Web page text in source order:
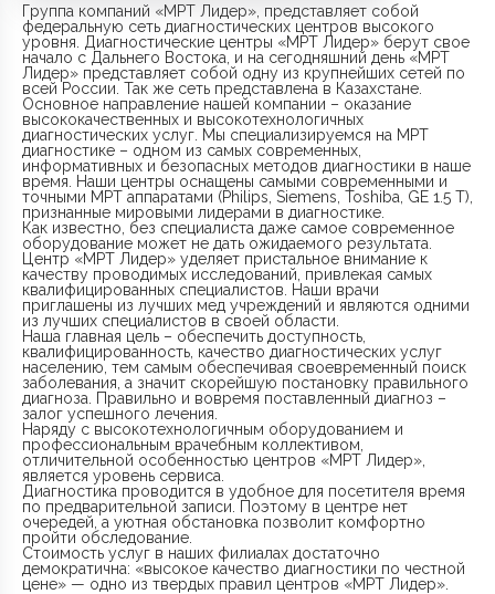
Группа компаний «МРТ Лидер», представляет собой
федеральную сеть диагностических центров высокого
уровня. Диагностические центры «МРТ Лидер» берут свое
начало с Дальнего Востока, и на сегодняшний день «МРТ
Лидер» представляет собой одну из крупнейших сетей по
всей России. Так же сеть представлена в Казахстане.
Основное направление нашей компании – оказание
высококачественных и высокотехнологичных
диагностических услуг. Мы специализируемся на МРТ
диагностике – одном из самых современных,
информативных и безопасных методов диагностики в наше
время. Наши центры оснащены самыми современными и
точными МРТ аппаратами (Philips, Siemens, Toshiba, GE 1.5 Т),
признанные мировыми лидерами в диагностике.
Как известно, без специалиста даже самое современное
оборудование может не дать ожидаемого результата.
Центр «МРТ Лидер» уделяет пристальное внимание к
качеству проводимых исследований, привлекая самых
квалифицированных специалистов. Наши врачи
приглашены из лучших мед учреждений и являются одними
из лучших специалистов в своей области.
Наша главная цель – обеспечить доступность,
квалифицированность, качество диагностических услуг
населению, тем самым обеспечивая своевременный поиск
заболевания, а значит скорейшую постановку правильного
диагноза. Правильно и вовремя поставленный диагноз –
залог успешного лечения.
Наряду с высокотехнологичным оборудованием и
профессиональным врачебным коллективом,
отличительной особенностью центров «МРТ Лидер»,
является уровень сервиса.
Диагностика проводится в удобное для посетителя время
по предварительной записи. Поэтому в центре нет
очередей, а уютная обстановка позволит комфортно
пройти обследование.
Стоимость услуг в наших филиалах достаточно
демократична: «высокое качество диагностики по честной
цене» — одно из твердых правил центров «МРТ Лидер».